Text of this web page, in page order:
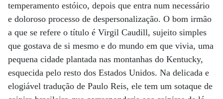
temperamento estóico, depois que entra num necessário
e doloroso processo de despersonalização. O bom irmão
a que se refere o título é Virgil Caudill, sujeito simples
que gostava de si mesmo e do mundo em que vivia, uma
pequena cidade plantada nas montanhas do Kentucky,
esquecida pelo resto dos Estados Unidos. Na delicada e
elogiável tradução de Paulo Reis, ele tem um sotaque de